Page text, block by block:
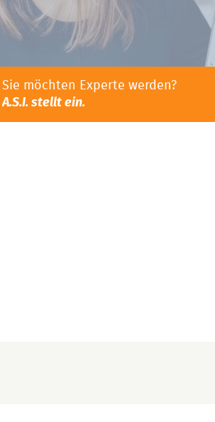
Sie möchten Experte werden?
A.S.I. stellt ein.